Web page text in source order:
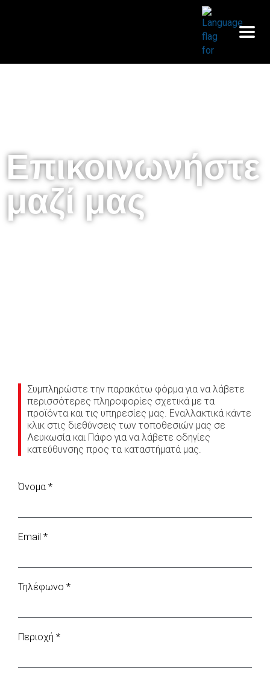
Επικοινωνήστε
μαζί μας
Συμπληρώστε την παρακάτω φόρμα για να λάβετε
περισσότερες πληροφορίες σχετικά με τα
προϊόντα και τις υπηρεσίες μας. Εναλλακτικά κάντε
κλικ στις διεθύνσεις των τοποθεσιών μας σε
Λευκωσία και Πάφο για να λάβετε οδηγίες
κατεύθυνσης προς τα καταστήματά μας.
Όνομα *
Email *
Τηλέφωνο *
Περιοχή *